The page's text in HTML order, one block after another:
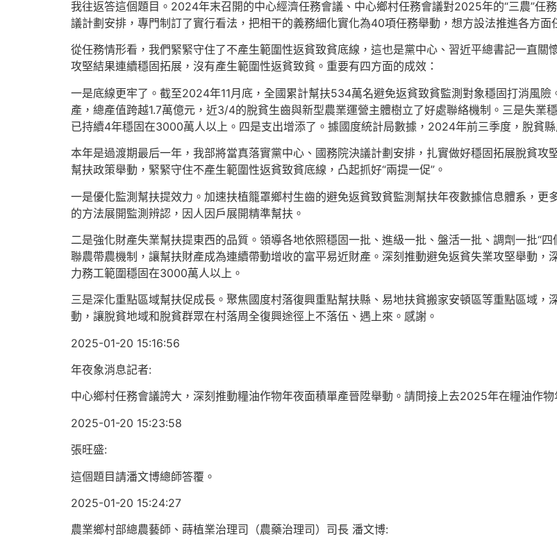
我往返答這個題目。2024年末召開的中心經濟任務會議、中心鄉村任務會議對2025年的“三農”任
議計劃安排，專門制訂了實行看法，把相干的義務細化實化為40項任務舉動，想方設法推進各方面
從任務情形看，我們緊緊守住了不產生範圍性返貧致貧底線，這也是黨中心、習近平總書記一直
攻堅結果連續穩固拓展，沒有產生範圍性返貧致貧。重要有四方面的成效：
一是底線更牢了。截至2024年11月底，全國累計幫扶534萬名避免返貧致貧監測對象穩固打消風
產，總產值跨越1.7萬億元，近3/4的脫貧生齒與新型農業運營主體樹立了好處聯絡機制。三是失
已持續4年穩固在3000萬人以上。四是支出增添了。據國度統計局數據，2024年前三季度，脫貧
本年是過渡期最后一年，我部將當真落實黨中心、國務院決議計劃安排，扎實做好穩固拓展脫貧
幫扶政策舉動，緊緊守住不產生範圍性返貧致貧底線，凸起抓好“兩提一促”。
一是優化監測幫扶提效力。加速扶植籠罩鄉村生齒的避免返貧致貧監測幫扶年夜數據信息體系，
的方法展開監測辨認，因人因戶展開精準幫扶。
二是強化財產失業幫扶提東西的品質。領導各地依照穩固一批、進級一批、盤活一批、調劑一批“
聯農帶農機制，讓幫扶財產成為連續帶動增收的富平易近財產。深刻推動避免返貧失業攻堅舉動
力務工範圍穩固在3000萬人以上。
三是深化重點區域幫扶促成長。聚焦國度村落復興重點幫扶縣、易地扶貧搬家安頓區等重點區域，
動，讓脫貧地域和脫貧群眾在村落周全復興途徑上不落伍、遇上來。感謝。
2025-01-20 15:16:56
年夜象消息記者:
中心鄉村任務會議誇大，深刻推動糧油作物年夜面積單產晉陞舉動。請問接上去2025年在糧油作
2025-01-20 15:23:58
張旺盛:
這個題目請潘文博總師答覆。
2025-01-20 15:24:27
農業鄉村部總農藝師、蒔植業治理司（農藥治理司）司長 潘文博: